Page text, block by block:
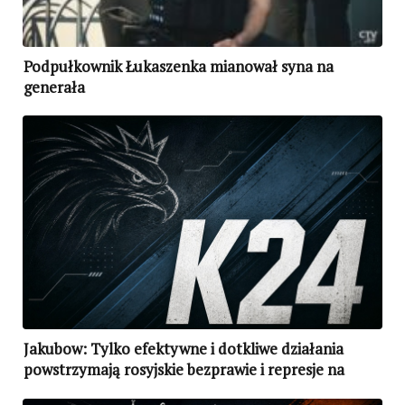
Podpułkownik Łukaszenka mianował syna na
generała
Jakubow: Tylko efektywne i dotkliwe działania
powstrzymają rosyjskie bezprawie i represje na